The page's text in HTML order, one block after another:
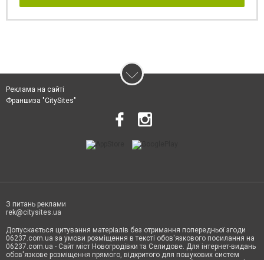
Реклама на сайті
Франшиза "CitySites"
З питань реклами
rek@citysites.ua
Допускається цитування матеріалів без отримання попередньої згоди
06237.com.ua за умови розміщення в тексті обов'язкового посилання на
06237.com.ua - Сайт міст Новогродівки та Селидове. Для інтернет-видань
обов'язкове розміщення прямого, відкритого для пошукових систем